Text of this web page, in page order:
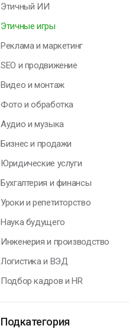
Этичный ИИ
Этичные игры
Реклама и маркетинг
SEO и продвижение
Видео и монтаж
Фото и обработка
Аудио и музыка
Бизнес и продажи
Юридические услуги
Бухгалтерия и финансы
Уроки и репетиторство
Наука будущего
Инженерия и производство
Логистика и ВЭД
Подбор кадров и HR
Подкатегория